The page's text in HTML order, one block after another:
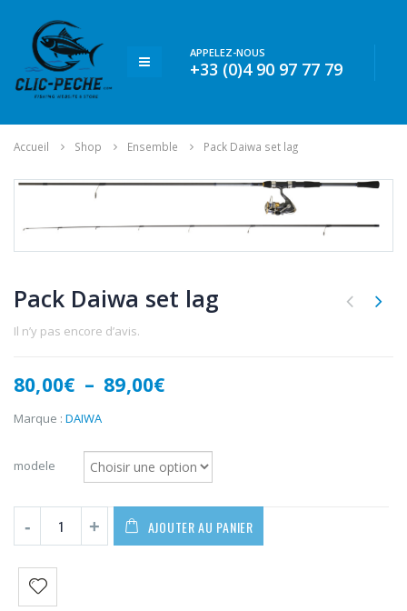
APPELEZ-NOUS
+33 (0)4 90 97 77 79
Accueil Shop Ensemble Pack Daiwa set lag
Pack Daiwa set lag
Il n’y pas encore d’avis.
80,00€ – 89,00€Plage
à
89,00€
Marque : DAIWA
modele
AJOUTER AU PANIER